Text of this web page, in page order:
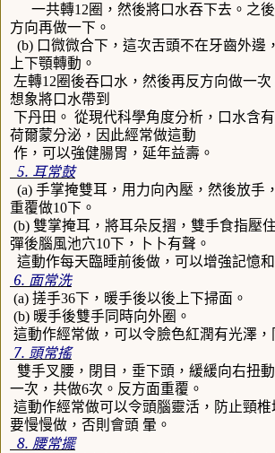
一共轉12圈，然後將口水吞下去。之
方向再做一下。
(b) 口微微合下，這次舌頭不在牙齒外邊
上下顎轉動。
左轉12圈後吞口水，然後再反方向做一
想象將口水帶到
下丹田。 從現代科學角度分析，口水含
荷爾蒙分泌，因此經常做這動
作，可以強健腸胃，延年益壽。
5. 耳常鼓
(a) 手掌掩雙耳，用力向內壓，然後放手
重覆做10下。
(b) 雙掌掩耳，將耳朵反摺，雙手食指壓
彈後腦風池穴10下，卜卜有聲。
這動作每天臨睡前後做，可以增強記憶和
6. 面常洗
(a) 搓手36下，暖手後以後上下掃面。
(b) 暖手後雙手同時向外圈。
這動作經常做，可以令臉色紅潤有光澤，
7. 頭常搖
雙手叉腰，閉目，垂下頭，緩緩向右扭
一次，共做6次。反方面重覆。
這動作經常做可以令頭腦靈活，防止頸
要慢慢做，否則會頭 暈。
8. 腰常擺